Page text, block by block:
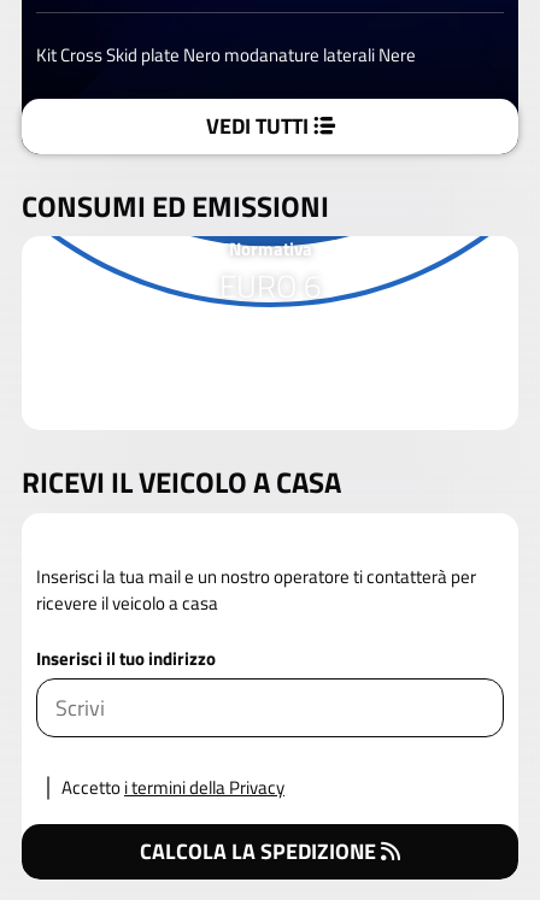
Kit Cross Skid plate Nero modanature laterali Nere
VEDI TUTTI
CONSUMI ED EMISSIONI
Normativa
EURO 6
RICEVI IL VEICOLO A CASA
Inserisci la tua mail e un nostro operatore ti contatterà per
ricevere il veicolo a casa
Inserisci il tuo indirizzo
Accettoi termini della Privacy
CALCOLA LA SPEDIZIONE